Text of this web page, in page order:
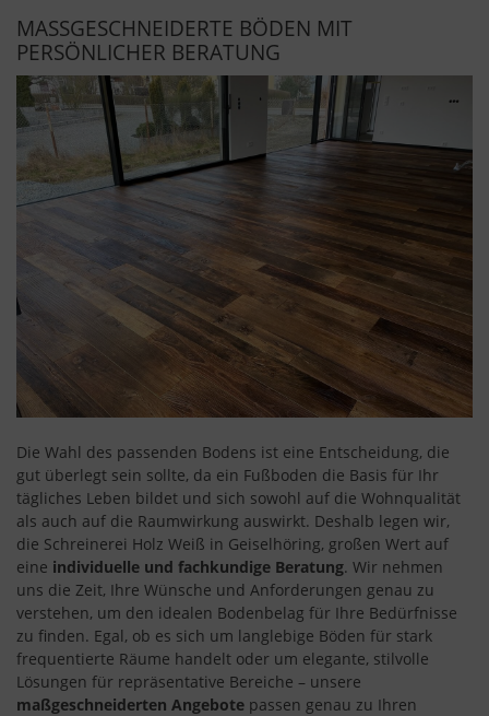
MASSGESCHNEIDERTE BÖDEN MIT P
ERSÖNLICHER BERATUNG
Die Wahl des passenden Bodens ist eine Entscheidung, die
gut überlegt sein sollte, da ein Fußboden die Basis für Ihr
tägliches Leben bildet und sich sowohl auf die Wohnqualität
als auch auf die Raumwirkung auswirkt. Deshalb legen wir,
die Schreinerei Holz Weiß in Geiselhöring, großen Wert auf
eine individuelle und fachkundige Beratung. Wir nehmen
uns die Zeit, Ihre Wünsche und Anforderungen genau zu
verstehen, um den idealen Bodenbelag für Ihre Bedürfnisse
zu finden. Egal, ob es sich um langlebige Böden für stark
frequentierte Räume handelt oder um elegante, stilvolle
Lösungen für repräsentative Bereiche – unsere
maßgeschneiderten Angebote passen genau zu Ihren